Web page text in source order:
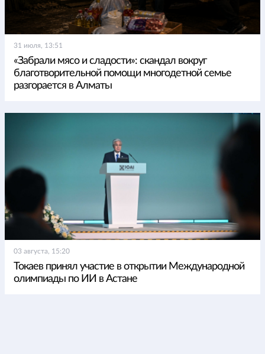
31 июля, 13:51
«Забрали мясо и сладости»: скандал вокруг
благотворительной помощи многодетной семье
разгорается в Алматы
03 августа, 15:20
Токаев принял участие в открытии Международной
олимпиады по ИИ в Астане